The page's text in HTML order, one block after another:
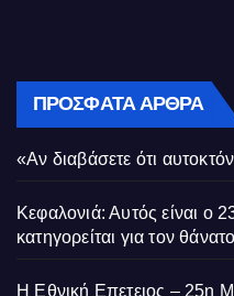
ΠΡΌΣΦΑΤΑ ΆΡΘΡΑ
«Αν διαβάσετε ότι
Κεφαλονιά: Αυτός είναι ο
κατηγορείται για τον
Η Εθνική Επετειος – 25η